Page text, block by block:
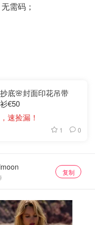
无需码；
底🌸封面印花吊带
€50
速捡漏！
1 0
复制